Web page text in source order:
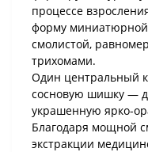
процессе
форму миниатюрной
смолистой,
трихомами.
Один центральный
сосновую шишку —
украшенную ярко-
Благодаря мощной
экстракции